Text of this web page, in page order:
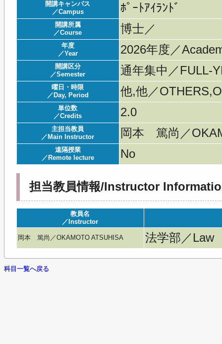
開講キャンパス
／Campus
ﾎﾟｰﾄｱｲﾗﾝﾄﾞ
開講所属
／Course
博士／
年度
／Year
2026年度／
開講区分
／Semester
通年集中／FULL-
曜日・時限
／Day, Period
他,他／
単位数
／Credits
2.0
主担当教員
／Main Instructor
岡本 篤尚／
遠隔授業
／Remote lecture
No
担当教員情報/Instructor
教員名
／Instructor
岡本 篤尚／OKAMOTO ATSUHISA 法学部／Law
科目一覧へ戻る